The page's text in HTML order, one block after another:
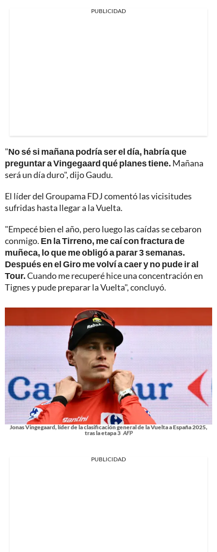
PUBLICIDAD
"No sé si mañana podría ser el día, habría que
preguntar a Vingegaard qué planes tiene. Mañana
será un día duro", dijo Gaudu.
El líder del Groupama FDJ comentó las vicisitudes
sufridas hasta llegar a la Vuelta.
"Empecé bien el año, pero luego las caídas se cebaron
conmigo. En la Tirreno, me caí con fractura de
muñeca, lo que me obligó a parar 3 semanas.
Después en el Giro me volví a caer y no pude ir al
Tour.Cuando me recuperé hice una concentración en
Tignes y pude preparar la Vuelta", concluyó.
Jonas Vingegaard, líder de la clasificación general de la Vuelta a España 2025,
tras la etapa 3 AFP
PUBLICIDAD